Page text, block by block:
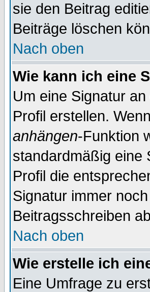
sie den Beitrag
Beiträge löschen
Nach oben
Wie kann ich eine
Um eine Signatur
Profil erstellen.
anhängen-Funktion
standardmäßig eine
Profil die
Signatur immer
Beitragsschreiben
Nach oben
Wie erstelle ich
Eine Umfrage zu